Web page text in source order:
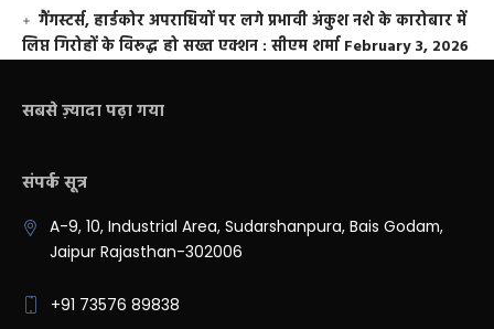
गैंगस्टर्स, हार्डकोर अपराधियों पर लगे प्रभावी अंकुश नशे के कारोबार में
लिप्त गिरोहों के विरूद्ध हो सख्त एक्शन : सीएम शर्मा February 3, 2026
सबसे ज़्यादा पढ़ा गया
संपर्क सूत्र
A-9, 10, Industrial Area, Sudarshanpura, Bais Godam,
Jaipur Rajasthan-302006
+91 73576 89838